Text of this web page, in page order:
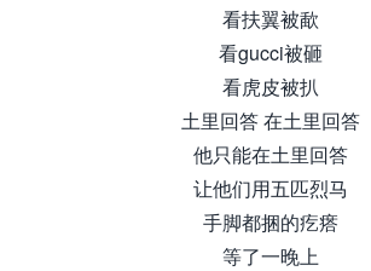
看扶翼被歃
看gucci被砸
看虎皮被扒
土里回答 在土里回答
他只能在土里回答
让他们用五匹烈马
手脚都捆的疙瘩
等了一晚上